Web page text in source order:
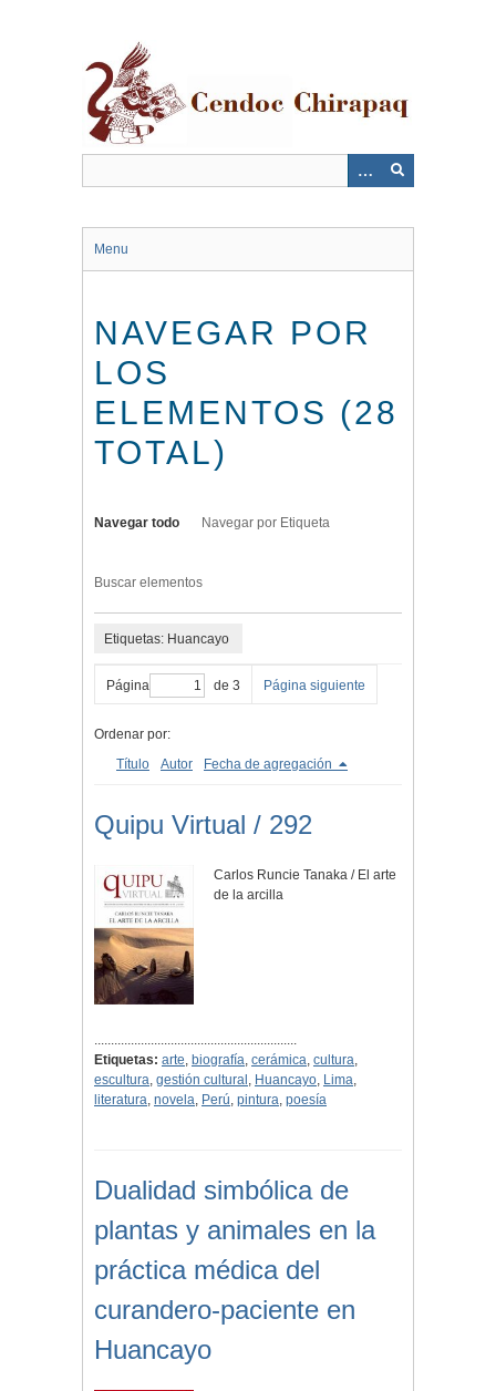
Menu
NAVEGAR POR
LOS
ELEMENTOS (28
TOTAL)
Navegar todo Navegar por Etiqueta
Buscar elementos
Etiquetas: Huancayo
Página de 3 Página siguiente
Ordenar por:
Título
Autor Fecha de agregación
Quipu Virtual / 292
Carlos Runcie Tanaka / El arte
de la arcilla
.............................................................
Etiquetas: arte, biografía, cerámica, cultura,
escultura, gestión cultural , Huancayo, Lima,
literatura, novela, Perú, pintura, poesía
Dualidad simbólica de
plantas y animales en la
práctica médica del
curandero-paciente en
Huancayo